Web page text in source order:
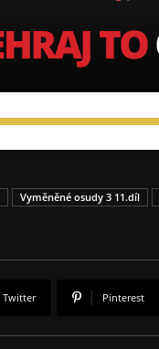
Vyměněné osudy 3 11.díl
Twitter Pinterest